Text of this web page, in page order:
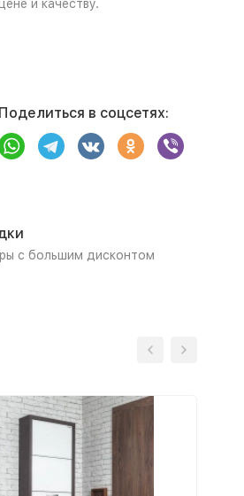
и качеству.
Поделиться в соцсетях:
с большим дисконтом